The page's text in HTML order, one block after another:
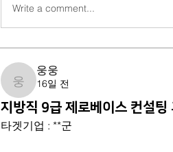
Write a comment...
웅웅
웅웅
16일 전
지방직 9급 제로베이스 컨설팅
타겟기업 : **군